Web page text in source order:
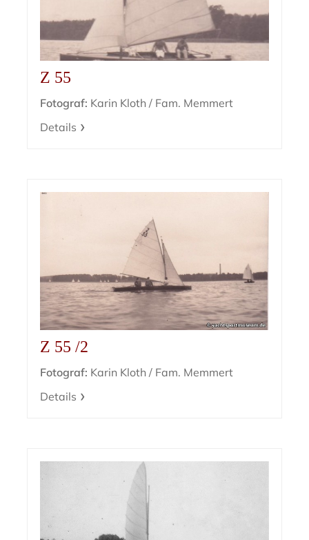
Z 55
Fotograf: Karin Kloth / Fam. Memmert
Details
Z 55 /2
Fotograf: Karin Kloth / Fam. Memmert
Details